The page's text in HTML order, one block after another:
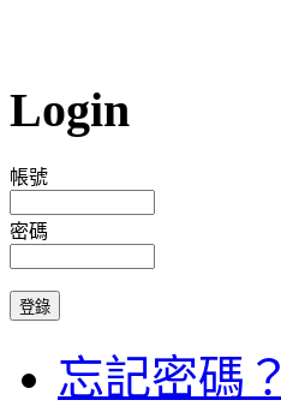
Login
帳號
密碼
忘記密碼？